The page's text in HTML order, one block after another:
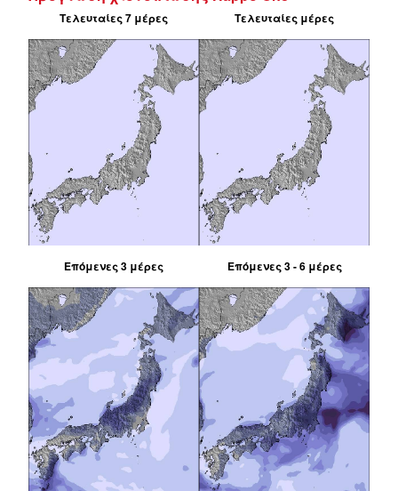
Τελευταίες 7 μέρες Τελευταίες μέρες
Επόμενες 3 μέρες Επόμενες 3 - 6 μέρες